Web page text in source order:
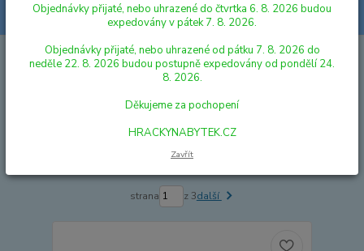
Hledat
KREATIVNÍ, VÝTVARNÉ A NAUČNÉ SADY KORÁLKY
Nejlevnější Nejdražší
strana z 3další
Objednávky přijaté, nebo uhrazené do čtvrtka 6. 8. 2026 budou
expedovány v pátek 7. 8. 2026.
Objednávky přijaté, nebo uhrazené od pátku 7. 8. 2026 do
neděle 22. 8. 2026 budou postupně expedovány od pondělí 24.
8. 2026.
Děkujeme za pochopení
HRACKYNABYTEK.CZ
Zavřít